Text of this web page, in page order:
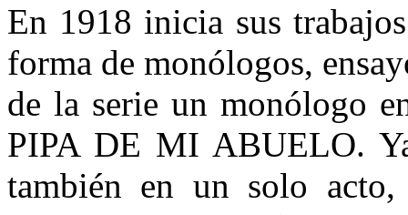
En 1918 inicia sus
forma de monólogos,
de la serie un monólogo
PIPA DE MI ABUELO.
también en un solo